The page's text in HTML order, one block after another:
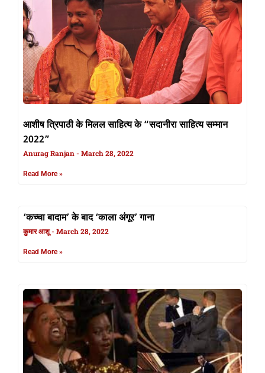
आशीष त्रिपाठी के मिलल साहित्य के “सदानीरा साहित्य सम्मान
2022”
Anurag Ranjan March 28, 2022
Read More »
‘कच्चा बादाम’ के बाद ‘काला अंगूर’ गाना
कुमार आशू March 28, 2022
Read More »